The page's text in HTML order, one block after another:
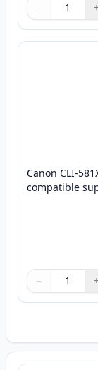
Quantité
Utilisez les
−
Quantité
Canon CLI-
compatible
Quantité
Utilisez les
−
Quantité